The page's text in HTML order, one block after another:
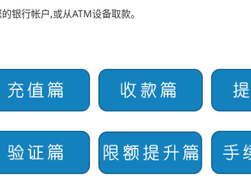
银行帐户,或从ATM设备取款。